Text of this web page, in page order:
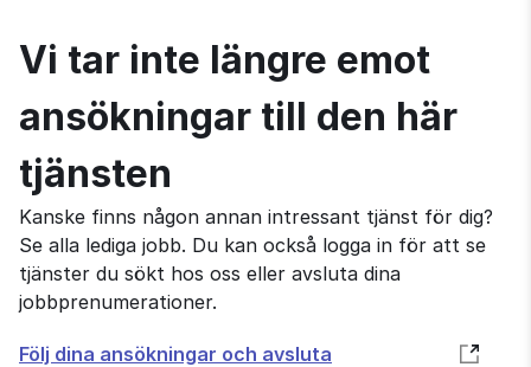
Vi tar inte längre emot
ansökningar till den här
tjänsten
Kanske finns någon annan intressant tjänst för dig?
Se alla lediga jobb. Du kan också logga in för att se
tjänster du sökt hos oss eller avsluta dina
jobbprenumerationer.
Följ dina ansökningar och avsluta
Öppnas